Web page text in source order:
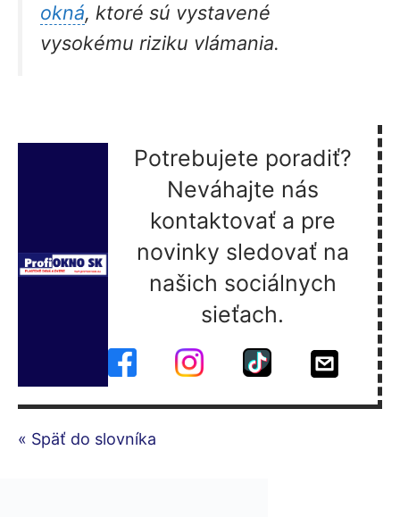
okná, ktoré sú vystavené
vysokému riziku vlámania.
Potrebujete poradiť?
Neváhajte nás
kontaktovať a pre
novinky sledovať na
našich sociálnych
sieťach.
« Späť do slovníka